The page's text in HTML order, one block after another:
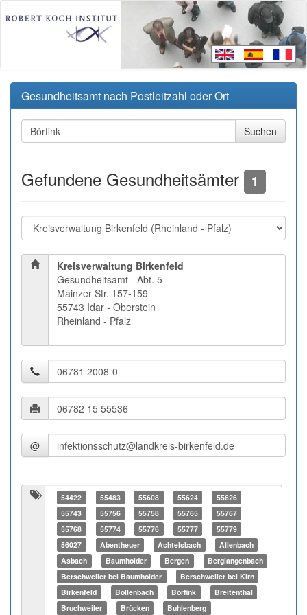
Gesundheitsamt nach Postleitzahl oder Ort
Gefundene Gesundheitsämter 1
Kreisverwaltung Birkenfeld
Gesundheitsamt - Abt. 5
Mainzer Str. 157-159
55743 Idar - Oberstein
Rheinland - Pfalz
@
54422 55483 55608 55624
55626
55743
55756 55758 55765
55767
55768
55774 55776 55777
55779
56027
Abentheuer Achtelsbach
Allenbach
Asbach
Baumholder Bergen
Berglangenbach
Berschweiler bei Baumholder
Berschweiler bei Kirn
Birkenfeld
Bollenbach Börfink
Breitenthal
Bruchweiler
Brücken Buhlenberg